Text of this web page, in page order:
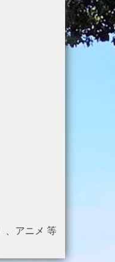
アニメ 等